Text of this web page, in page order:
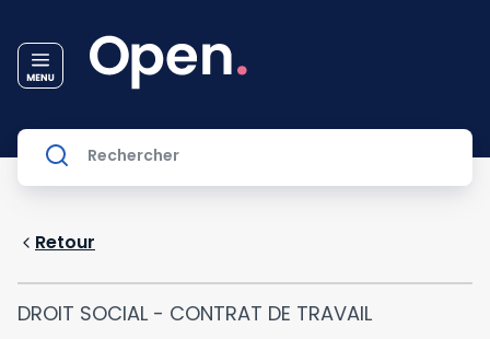
Retour
DROIT SOCIAL - CONTRAT DE TRAVAIL